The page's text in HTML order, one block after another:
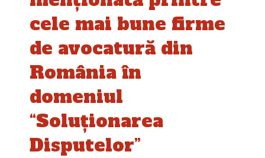
cele mai bune firme
de avocatură din
România în
domeniul
“Soluționarea
Disputelor”